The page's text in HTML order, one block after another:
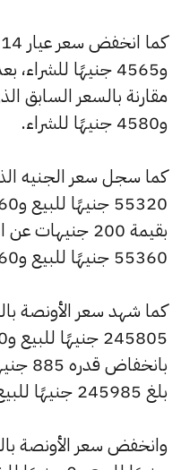
و4580 جنيهًا للشراء.
كما سجل سعر الجنيه
بقيمة 200
55360 جنيهًا للبيع و54960 جنيهًا للشراء.
كما شهد سعر الأونصة
بلغ 245985 جنيهًا للبيع و244205 جنيهًا للشراء.